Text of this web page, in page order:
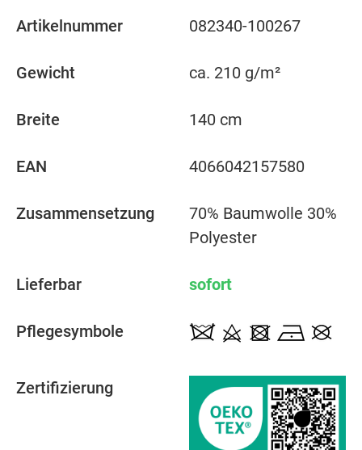
Artikelnummer 082340-100267
Gewicht ca. 210 g/m²
Breite 140 cm
EAN 4066042157580
Zusammensetzung
70% Baumwolle 30%
Polyester
Lieferbar sofort
Pflegesymbole
Zertifizierung